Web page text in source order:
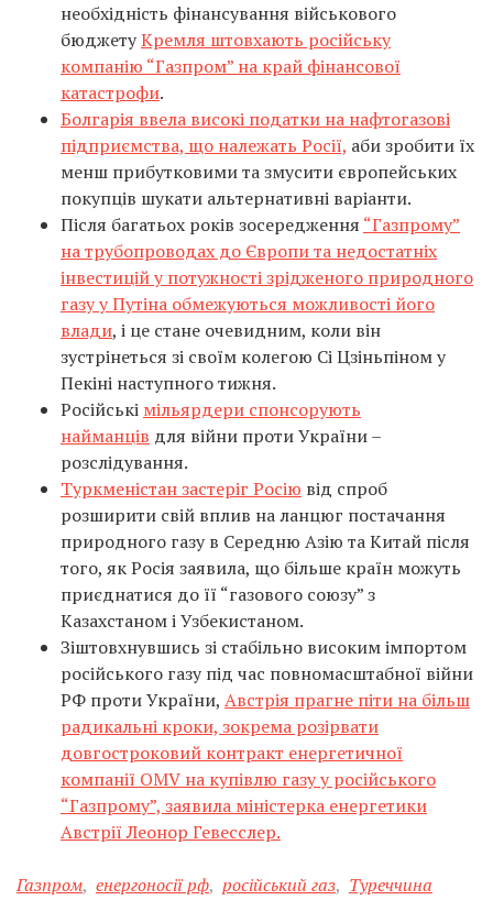
необхідність фінансування військового
бюджетуКремля штовхають російську
компанію “Газпром” на край фінансової
катастрофи.
Болгарія ввела високі податки на нафтогазові
підприємства, що належать Росії, аби зробити їх
менш прибутковими та змусити європейських
покупців шукати альтернативні варіанти.
Після багатьох років зосередження “Газпрому”
на трубопроводах до Європи та недостатніх
інвестицій у потужності зрідженого природного
газу у Путіна обмежуються можливості його
влади, і це стане очевидним, коли він
зустрінеться зі своїм колегою Сі Цзіньпіном у
Пекіні наступного тижня.
Російські мільярдери спонсорують
найманців для війни проти України –
розслідування.
Туркменістан застеріг Росію від спроб
розширити свій вплив на ланцюг постачання
природного газу в Середню Азію та Китай після
того, як Росія заявила, що більше країн можуть
приєднатися до її “газового союзу” з
Казахстаном і Узбекистаном.
Зіштовхнувшись зі стабільно високим імпортом
російського газу під час повномасштабної війни
РФ проти України, Австрія прагне піти на більш
радикальні кроки, зокрема розірвати
довгостроковий контракт енергетичної
компанії OMV на купівлю газу у російського
“Газпрому”, заявила міністерка енергетики
Австрії Леонор Гевесслер.
Газпром, енергоносії рф, російський газ, Туреччина